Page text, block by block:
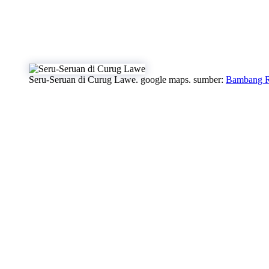
Seru-Seruan di Curug Lawe. google maps. sumber: Bambang